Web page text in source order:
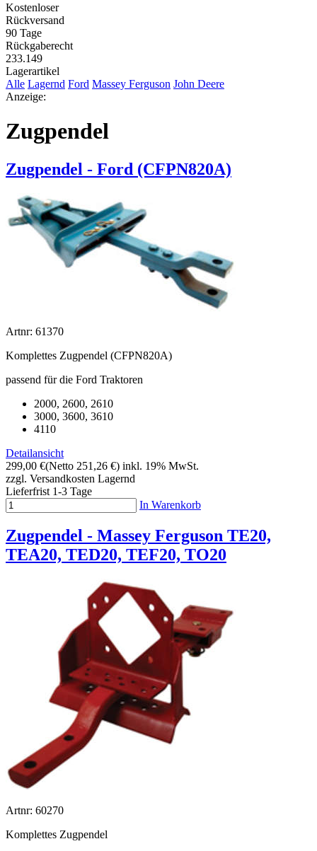
Kostenloser
Rückversand
90 Tage
Rückgaberecht
233.149
Lagerartikel
Alle Lagernd Ford Massey Ferguson John Deere
Anzeige:
Zugpendel
Zugpendel - Ford (CFPN820A)
Artnr: 61370
Komplettes Zugpendel (CFPN820A)
passend für die Ford Traktoren
2000, 2600, 2610
3000, 3600, 3610
4110
Detailansicht
299,00 €(Netto 251,26 €) inkl. 19% MwSt.
zzgl. Versandkosten Lagernd
Lieferfrist 1-3 Tage
In Warenkorb
Zugpendel - Massey Ferguson TE20,
TEA20, TED20, TEF20, TO20
Artnr: 60270
Komplettes Zugpendel